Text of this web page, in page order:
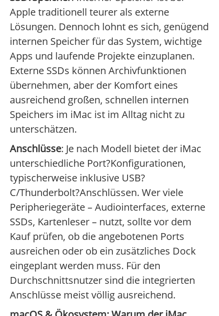
Apple traditionell teurer als externe
Lösungen. Dennoch lohnt es sich, genügend
internen Speicher für das System, wichtige
Apps und laufende Projekte einzuplanen.
Externe SSDs können Archivfunktionen
übernehmen, aber der Komfort eines
ausreichend großen, schnellen internen
Speichers im iMac ist im Alltag nicht zu
unterschätzen.
Anschlüsse: Je nach Modell bietet der iMac
unterschiedliche Port?Konfigurationen,
typischerweise inklusive USB?
C/Thunderbolt?Anschlüssen. Wer viele
Peripheriegeräte – Audiointerfaces, externe
SSDs, Kartenleser – nutzt, sollte vor dem
Kauf prüfen, ob die angebotenen Ports
ausreichen oder ob ein zusätzliches Dock
eingeplant werden muss. Für den
Durchschnittsnutzer sind die integrierten
Anschlüsse meist völlig ausreichend.